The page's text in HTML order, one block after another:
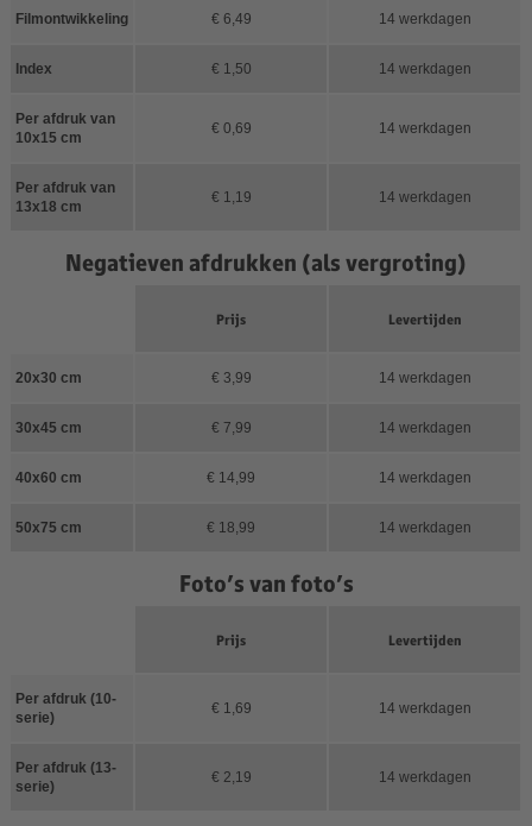
Filmontwikkeling € 6,49 14 werkdagen
Index € 1,50 14 werkdagen
Per afdruk van
10x15 cm
€ 0,69 14 werkdagen
Per afdruk van
13x18 cm
€ 1,19 14 werkdagen
Negatieven afdrukken (als vergroting)
Prijs Levertijden
20x30 cm € 3,99 14 werkdagen
30x45 cm € 7,99 14 werkdagen
40x60 cm € 14,99 14 werkdagen
50x75 cm € 18,99 14 werkdagen
Foto’s van foto’s
Prijs Levertijden
Per afdruk (10-
serie)
€ 1,69 14 werkdagen
Per afdruk (13-
serie)
€ 2,19 14 werkdagen